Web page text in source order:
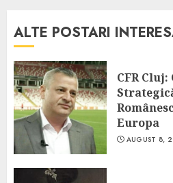
ALTE POSTARI
CFR
Europa
AUGUST 8,